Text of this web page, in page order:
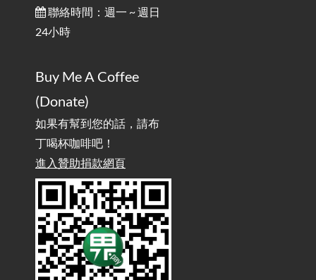
行動網路無法連線？三星手機簡易解決方案
/ Mobile Network Not Connecting? Easy Solutions for Samsung
實作相容OpenAI API，但背後不是OpenAI的API服
務 / Implementing OpenAI API-Compatible Services, But Not
Powered by OpenAI
雜談：生活小技巧之用魔鬼氈避免機車鑰匙脫落吧
/ Talk: Use Velcro to Prevent Your Motorcycle Key From Falling
AdGuard Home不只是拿來擋廣告/ AdGuard
Home Is More Than Just an Ad Blocker
聯絡時間：週一 ~ 週日
24小時
Buy Me A Coffee
(Donate)
如果有幫到您的話，請布
丁喝杯咖啡吧！
進入贊助捐款網頁